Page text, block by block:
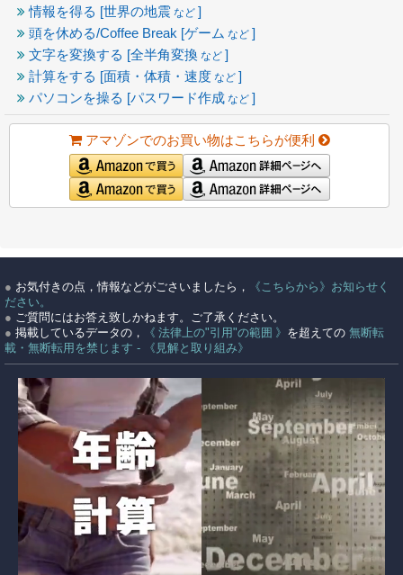
情報を得る [世界の地震 など ]
頭を休める/Coffee Break [ゲーム など ]
文字を変換する [全半角変換 など ]
計算をする [面積・体積・速度 など ]
パソコンを操る [パスワード作成 など ]
アマゾンでのお買い物はこちらが便利
● お気付きの点，情報などがごさいましたら，
《こちらから》お知らせく
ださい。
● ご質問にはお答え致しかねます。ご了承ください。
● 掲載しているデータの， 《 法律上の"引用"の範囲 》 を超えての 無断転
載・無断転用を禁じます - 《見解と取り組み》